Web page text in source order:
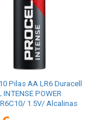
Pilas AA LR6 Duracell
INTENSE POWER
1.5V/ Alcalinas